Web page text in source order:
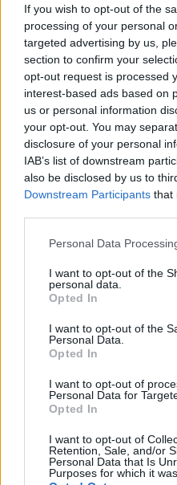
If you wish to opt-out of the
processing of your personal
targeted advertising by us,
section to confirm your
opt-out request is processed
interest-based ads based on
us or personal information
your opt-out. You may
disclosure of your personal
IAB’s list of downstream
also be disclosed by us to
Downstream Participants that
Please note that this
not limited to your visit or
grant or deny consent to
use your data for below
consent section.
Personal Data
I want to opt-out of the
personal data.
Opted In
I want to opt-out of the
Personal Data.
Opted In
I want to opt-out of
Personal Data for
Opted In
I want to opt-out of
Retention, Sale, and/or
Personal Data that Is
Purposes for which it
Hol születtek, éltek és
legendás alakjai?
Radics Bélától Cseh